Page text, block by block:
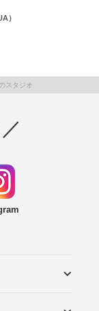
）
スタジオ